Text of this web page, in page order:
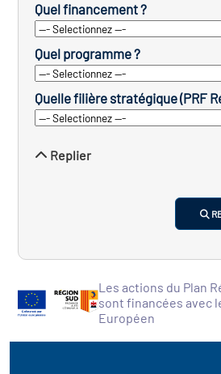
Quel financement ?
Quel programme ?
Quelle filière stratégique (PRF
Replier
Les actions du Plan
sont financées avec
Européen